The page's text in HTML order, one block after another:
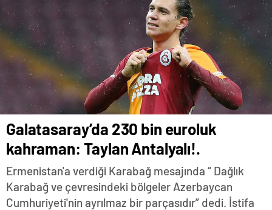
Galatasaray’da 230 bin euroluk
kahraman: Taylan Antalyalı!.
Ermenistan'a verdiği Karabağ mesajında “ Dağlık
Karabağ ve çevresindeki bölgeler Azerbaycan
Cumhuriyeti'nin ayrılmaz bir parçasıdır” dedi. İstifa